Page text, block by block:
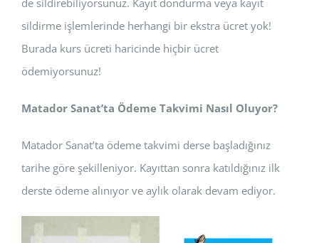
sildirme işlemlerinde herhangi bir ekstra ücret yok!
Burada kurs ücreti haricinde hiçbir ücret
ödemiyorsunuz!
Matador Sanat’ta Ödeme Takvimi Nasıl Oluyor?
Matador Sanat’ta ödeme takvimi derse başladığınız
tarihe göre şekilleniyor. Kayıttan sonra katıldığınız ilk
derste ödeme alınıyor ve aylık olarak devam ediyor.